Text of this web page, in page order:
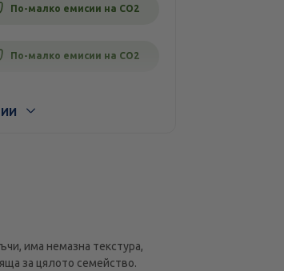
По-малко емисии на CO2
По-малко емисии на CO2
има немазна текстура,
за цялото семейство.